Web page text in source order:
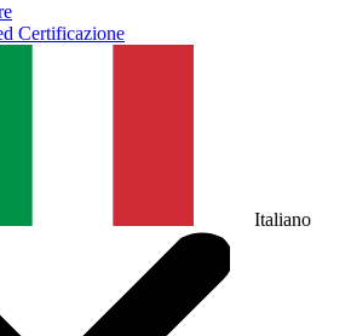
Certificazione
Italiano